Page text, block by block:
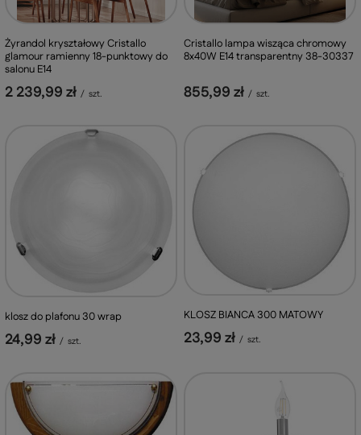
Żyrandol kryształowy Cristallo
glamour ramienny 18-punktowy do
salonu E14
2 239,99 zł / szt.
Cristallo lampa wisząca chromowy
8x40W E14 transparentny 38-30337
855,99 zł / szt.
klosz do plafonu 30 wrap
24,99 zł / szt.
KLOSZ BIANCA 300 MATOWY
23,99 zł / szt.